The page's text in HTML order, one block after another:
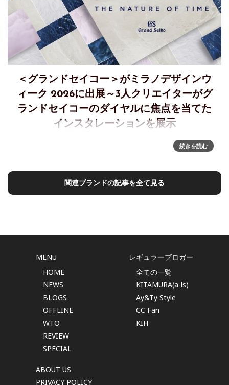
＜グランドセイコー＞がミラノデザインウ
ィーク 2026に出展～3人クリエイターがグ
ランドセイコーのダイヤルに焦点を当てた
インスタレーションを展示
＜グランドセイコー＞ミラノデザインウィーク 2026に出展～
日本の気鋭のクリエイターによる、“THE NATURE OF TIME”
は、2026年4月21日（
続きを読む
関連ブランドの記事を全て見る
MENU
HOME
NEWS
BLOGS
OFFLINE
WTO
REVIEW
SPECIAL
ABOUT US
PRIVACY POLICY
レギュラーブロガー
全ての一覧
KITAMURA(a-ls)
Ay&Ty Style
CC Fan
KIH